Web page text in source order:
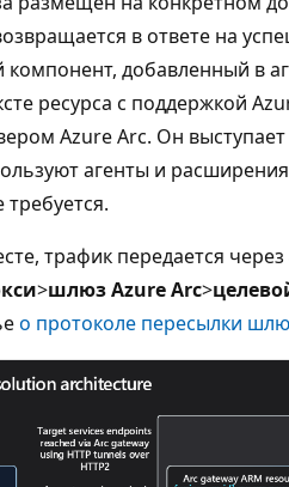
в ответе на
добавленный в
ресурса с поддержкой
Azure Arc. Он выступает
агенты и
трафик передается через
>шлюз Azure Arc>
о протоколе пересылки